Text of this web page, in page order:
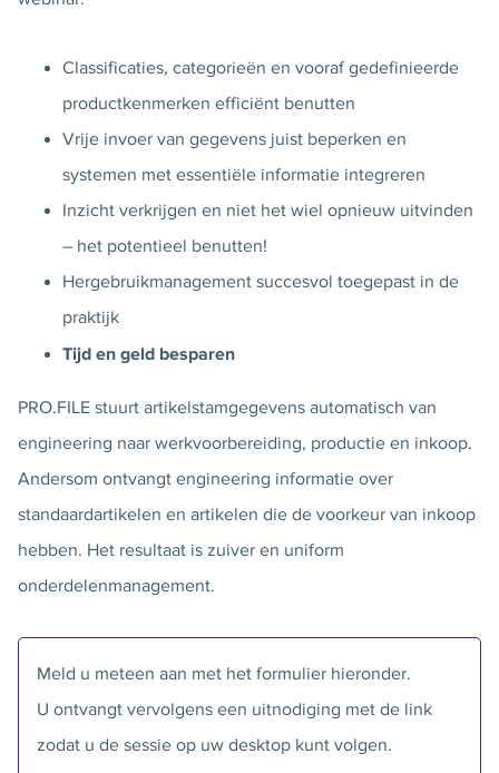
Classificaties, categorieën en vooraf gedefinieerde
productkenmerken efficiënt benutten
Vrije invoer van gegevens juist beperken en
systemen met essentiële informatie integreren
Inzicht verkrijgen en niet het wiel opnieuw uitvinden
– het potentieel benutten!
Hergebruikmanagement succesvol toegepast in de
praktijk
Tijd en geld besparen
PRO.FILE stuurt artikelstamgegevens automatisch van
engineering naar werkvoorbereiding, productie en inkoop.
Andersom ontvangt engineering informatie over
standaardartikelen en artikelen die de voorkeur van inkoop
hebben. Het resultaat is zuiver en uniform
onderdelenmanagement.
Meld u meteen aan met het formulier hieronder.
U ontvangt vervolgens een uitnodiging met de link
zodat u de sessie op uw desktop kunt volgen.